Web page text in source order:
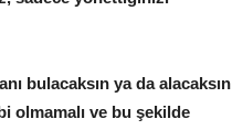
bulacaksın ya da alacaksın
olmamalı ve bu şekilde